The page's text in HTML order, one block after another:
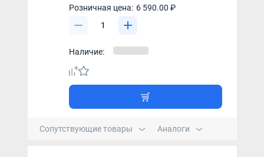
Розничная цена: 6 590.00 ₽
Наличие:
Сопутствующие товары Аналоги